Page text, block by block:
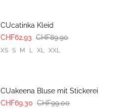
CUcatinka Kleid
CHF62.93 CHF89.90
XS S M L XL XXL
CUakeena Bluse mit Stickerei
CHF69.30 CHF99.00